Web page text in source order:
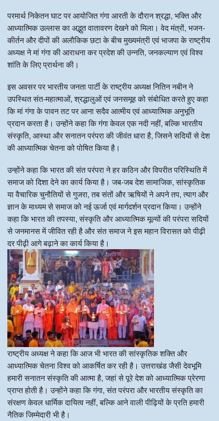
परमार्थ निकेतन घाट पर आयोजित गंगा आरती के दौरान श्रद्धा, भक्ति और
आध्यात्मिक उल्लास का अद्भुत वातावरण देखने को मिला। वेद मंत्रों, भजन-
कीर्तन और दीपों की अलौकिक छटा के बीच मुख्यमंत्री एवं भाजपा के राष्ट्रीय
अध्यक्ष ने मां गंगा की आराधना कर प्रदेश की उन्नति, जनकल्याण एवं विश्व
शांति के लिए प्रार्थना की।
इस अवसर पर भारतीय जनता पार्टी के राष्ट्रीय अध्यक्ष नितिन नबीन ने
उपस्थित संत-महात्माओं, श्रद्धालुओं एवं जनसमूह को संबोधित करते हुए कहा
कि मां गंगा के पावन तट पर आना सदैव आत्मीय एवं आध्यात्मिक अनुभूति
प्रदान करता है। उन्होंने कहा कि गंगा केवल एक नदी नहीं, बल्कि भारतीय
संस्कृति, आस्था और सनातन परंपरा की जीवंत धारा है, जिसने सदियों से देश
की आध्यात्मिक चेतना को पोषित किया है।
उन्होंने कहा कि भारत की संत परंपरा ने हर कठिन और विपरीत परिस्थिति में
समाज को दिशा देने का कार्य किया है। जब-जब देश सामाजिक, सांस्कृतिक
या वैचारिक चुनौतियों से गुजरा, तब संतों और ऋषियों ने अपने तप, त्याग और
ज्ञान के माध्यम से समाज को नई ऊर्जा एवं मार्गदर्शन प्रदान किया। उन्होंने
कहा कि भारत की तपस्या, संस्कृति और आध्यात्मिक मूल्यों की परंपरा सदियों
से जनमानस में जीवित रही है और संत समाज ने इस महान विरासत को पीढ़ी
दर पीढ़ी आगे बढ़ाने का कार्य किया है।
राष्ट्रीय अध्यक्ष ने कहा कि आज भी भारत की सांस्कृतिक शक्ति और
आध्यात्मिक चेतना विश्व को आकर्षित कर रही है। उत्तराखंड जैसी देवभूमि
हमारी सनातन संस्कृति की आत्मा है, जहां से पूरे देश को आध्यात्मिक प्रेरणा
प्राप्त होती है। उन्होंने कहा कि गंगा, संत परंपरा और भारतीय संस्कृति का
संरक्षण केवल धार्मिक दायित्व नहीं, बल्कि आने वाली पीढ़ियों के प्रति हमारी
नैतिक जिम्मेदारी भी है।